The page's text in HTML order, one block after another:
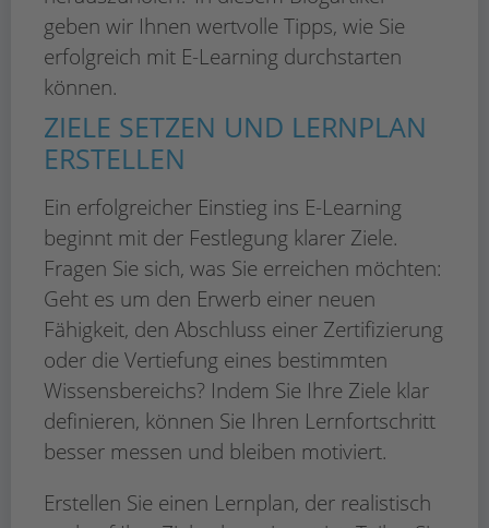
geben wir Ihnen wertvolle Tipps, wie Sie
erfolgreich mit E-Learning durchstarten
können.
ZIELE SETZEN UND LERNPLAN
ERSTELLEN
Ein erfolgreicher Einstieg ins E-Learning
beginnt mit der Festlegung klarer Ziele.
Fragen Sie sich, was Sie erreichen möchten:
Geht es um den Erwerb einer neuen
Fähigkeit, den Abschluss einer Zertifizierung
oder die Vertiefung eines bestimmten
Wissensbereichs? Indem Sie Ihre Ziele klar
definieren, können Sie Ihren Lernfortschritt
besser messen und bleiben motiviert.
Erstellen Sie einen Lernplan, der realistisch